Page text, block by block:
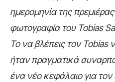
ημερομηνία της
φωτογραφία του Tobias
Το να βλέπεις τον Tobias
ήταν πραγματικά
ένα νέο κεφάλαιο για